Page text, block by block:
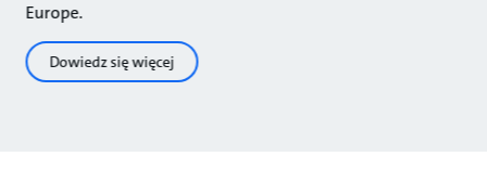
Europe.
Dowiedz się więcej